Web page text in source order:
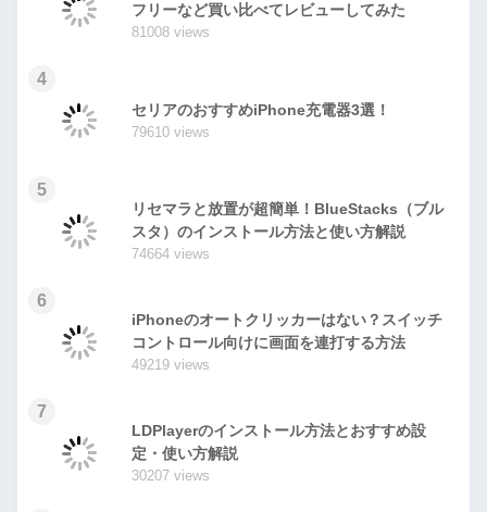
フリーなど買い比べてレビューしてみた
81008 views
4
セリアのおすすめiPhone充電器3選！
79610 views
5
リセマラと放置が超簡単！BlueStacks（ブル
スタ）のインストール方法と使い方解説
74664 views
6
iPhoneのオートクリッカーはない？スイッチ
コントロール向けに画面を連打する方法
49219 views
7
LDPlayerのインストール方法とおすすめ設
定・使い方解説
30207 views